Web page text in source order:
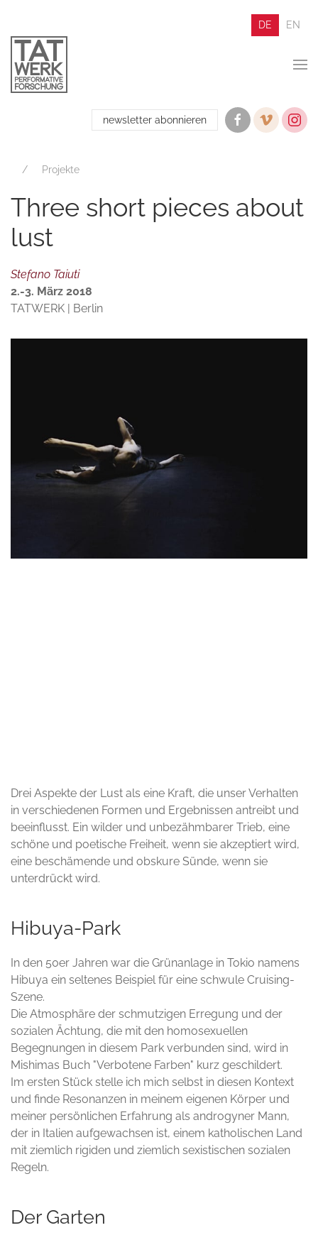
DE EN
newsletter abonnieren
Projekte
Three short pieces about
lust
Stefano Taiuti
2.-3. März 2018
TATWERK | Berlin
Drei Aspekte der Lust als eine Kraft, die unser Verhalten
in verschiedenen Formen und Ergebnissen antreibt und
beeinflusst. Ein wilder und unbezähmbarer Trieb, eine
schöne und poetische Freiheit, wenn sie akzeptiert wird,
eine beschämende und obskure Sünde, wenn sie
unterdrückt wird.
Hibuya-Park
In den 50er Jahren war die Grünanlage in Tokio namens
Hibuya ein seltenes Beispiel für eine schwule Cruising-
Szene.
Die Atmosphäre der schmutzigen Erregung und der
sozialen Ächtung, die mit den homosexuellen
Begegnungen in diesem Park verbunden sind, wird in
Mishimas Buch "Verbotene Farben" kurz geschildert.
Im ersten Stück stelle ich mich selbst in diesen Kontext
und finde Resonanzen in meinem eigenen Körper und
meiner persönlichen Erfahrung als androgyner Mann,
der in Italien aufgewachsen ist, einem katholischen Land
mit ziemlich rigiden und ziemlich sexistischen sozialen
Regeln.
Der Garten